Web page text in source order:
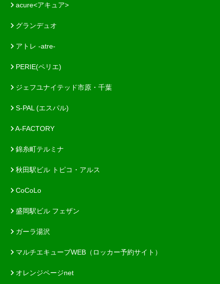
acure<アキュア>
グランデュオ
アトレ -atre-
PERIE(ペリエ)
ジェフユナイテッド市原・千葉
S-PAL (エスパル)
A-FACTORY
錦糸町テルミナ
秋田駅ビル トピコ・アルス
CoCoLo
盛岡駅ビル フェザン
ガーラ湯沢
マルチエキューブWEB（ロッカー予約サイト）
オレンジページnet